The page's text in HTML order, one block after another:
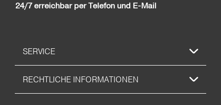
24/7 erreichbar per Telefon und E-Mail
SERVICE
RECHTLICHE INFORMATIONEN